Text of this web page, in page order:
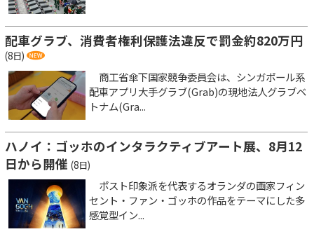
配車グラブ、消費者権利保護法違反で罰金約820万円
(8日)
商工省傘下国家競争委員会は、シンガポール系
配車アプリ大手グラブ(Grab)の現地法人グラブベ
トナム(Gra...
ハノイ：ゴッホのインタラクティブアート展、8月12
日から開催 (8日)
ポスト印象派を代表するオランダの画家フィン
セント・ファン・ゴッホの作品をテーマにした多
感覚型イン...